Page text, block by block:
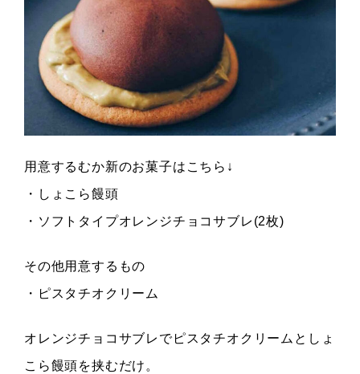
用意するむか新のお菓子はこちら↓
・しょこら饅頭
・ソフトタイプオレンジチョコサブレ(2枚)
その他用意するもの
・ピスタチオクリーム
オレンジチョコサブレでピスタチオクリームとしょ
こら饅頭を挟むだけ。